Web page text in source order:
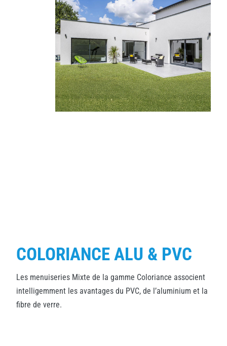
COLORIANCE ALU & PVC
Les menuiseries Mixte de la gamme Coloriance associent
intelligemment les avantages du PVC, de l’aluminium et la
fibre de verre.